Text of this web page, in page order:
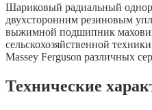
Шариковый радиальный
двухсторонним резиновым
выжимной подшипник
сельскохозяйственной
Massey Ferguson различных
Технические